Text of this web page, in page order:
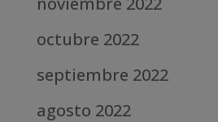
octubre 2022
septiembre 2022
agosto 2022